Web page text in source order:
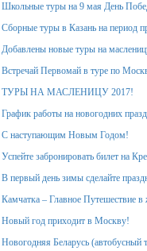
Школьные туры на 9 мая День
Сборные туры в Казань на период
Добавлены новые туры на
Встречай Первомай в туре по
ТУРЫ НА МАСЛЕНИЦУ 2017!
График работы на новогодних
С наступающим Новым Годом!
Успейте забронировать билет на
В первый день зимы сделайте
Камчатка – Главное Путешествие
Новый год приходит в Москву!
Новогодняя Беларусь